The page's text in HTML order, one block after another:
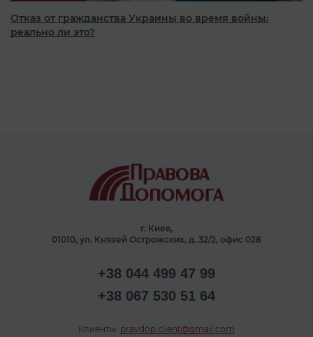
Отказ от гражданства Украины во время войны:
реально ли это?
г. Киев,
01010, ул. Князей Острожских, д. 32/2, офис 028
+38 044 499 47 99
+38 067 530 51 64
Клиенты: pravdop.client@gmail.com